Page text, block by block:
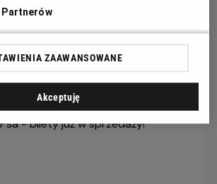
„Spider-Man: Całkiem nowy dzień”
że każdy z nas może zostać Spider-
Partnerów
ZAAWANSOWANE
Akceptuję